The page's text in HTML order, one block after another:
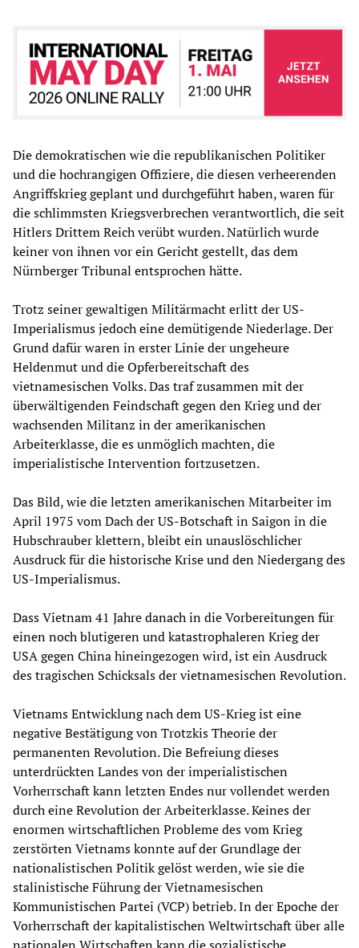
Die demokratischen wie die republikanischen Politiker
und die hochrangigen Offiziere, die diesen verheerenden
Angriffskrieg geplant und durchgeführt haben, waren für
die schlimmsten Kriegsverbrechen verantwortlich, die seit
Hitlers Drittem Reich verübt wurden. Natürlich wurde
keiner von ihnen vor ein Gericht gestellt, das dem
Nürnberger Tribunal entsprochen hätte.
Trotz seiner gewaltigen Militärmacht erlitt der US-
Imperialismus jedoch eine demütigende Niederlage. Der
Grund dafür waren in erster Linie der ungeheure
Heldenmut und die Opferbereitschaft des
vietnamesischen Volks. Das traf zusammen mit der
überwältigenden Feindschaft gegen den Krieg und der
wachsenden Militanz in der amerikanischen
Arbeiterklasse, die es unmöglich machten, die
imperialistische Intervention fortzusetzen.
Das Bild, wie die letzten amerikanischen Mitarbeiter im
April 1975 vom Dach der US-Botschaft in Saigon in die
Hubschrauber klettern, bleibt ein unauslöschlicher
Ausdruck für die historische Krise und den Niedergang des
US-Imperialismus.
Dass Vietnam 41 Jahre danach in die Vorbereitungen für
einen noch blutigeren und katastrophaleren Krieg der
USA gegen China hineingezogen wird, ist ein Ausdruck
des tragischen Schicksals der vietnamesischen Revolution.
Vietnams Entwicklung nach dem US-Krieg ist eine
negative Bestätigung von Trotzkis Theorie der
permanenten Revolution. Die Befreiung dieses
unterdrückten Landes von der imperialistischen
Vorherrschaft kann letzten Endes nur vollendet werden
durch eine Revolution der Arbeiterklasse. Keines der
enormen wirtschaftlichen Probleme des vom Krieg
zerstörten Vietnams konnte auf der Grundlage der
nationalistischen Politik gelöst werden, wie sie die
stalinistische Führung der Vietnamesischen
Kommunistischen Partei (VCP) betrieb. In der Epoche der
Vorherrschaft der kapitalistischen Weltwirtschaft über alle